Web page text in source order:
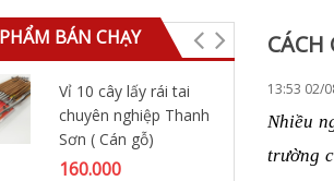
BÁN CHẠY
Vỉ 10 cây lấy rái tai
chuyên nghiệp Thanh
Sơn ( Cán gỗ)
160.000
lớn
CÁCH
13:53 02/
Nhiều
trường